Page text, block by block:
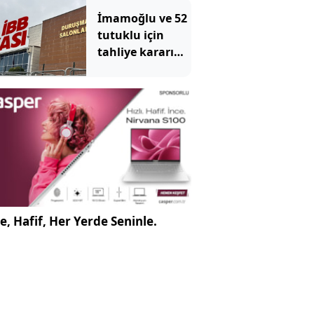
İmamoğlu ve 52
tutuklu için
tahliye kararı
Hafif, Her Yerde Seninle.